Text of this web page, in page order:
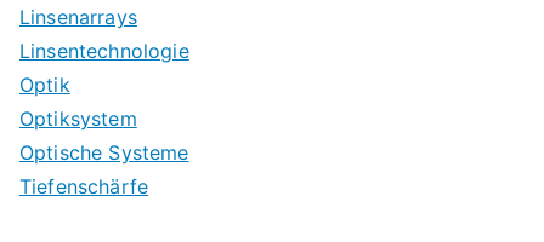
Linsenarrays
Linsentechnologie
Optik
Optiksystem
Optische Systeme
Tiefenschärfe